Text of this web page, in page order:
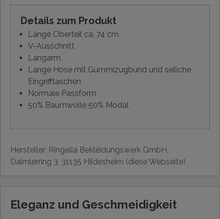
Details zum Produkt
Länge Oberteil ca. 74 cm
V-Ausschnitt
Langarm
Lange Hose mit Gummizugbund und seiliche
Eingrifftaschen
Normale Passform
50% Baumwolle 50% Modal
Hersteller: Ringella Bekleidungswerk GmbH,
Daimlerring 3, 31135 Hildesheim (diese Webseite)
Eleganz und Geschmeidigkeit